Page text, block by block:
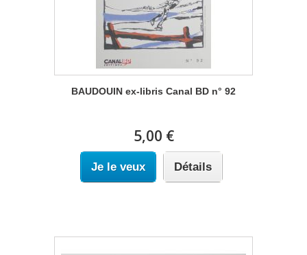
BAUDOUIN ex-libris Canal BD n° 92
5,00 €
Je le veux Détails